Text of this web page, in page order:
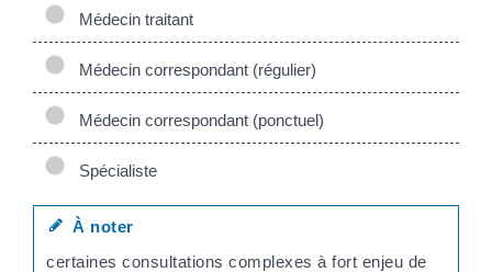
Médecin traitant
Médecin correspondant (régulier)
Médecin correspondant (ponctuel)
Spécialiste
À noter
certaines consultations complexes à fort enjeu de